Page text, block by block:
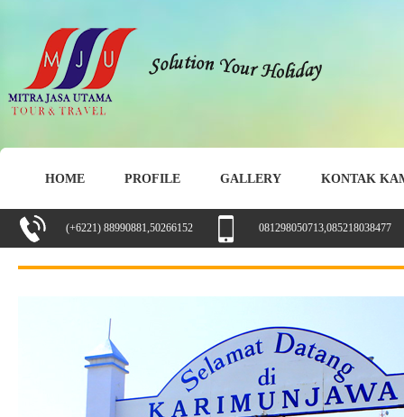
HOME PROFILE GALLERY KONTAK
(+6221) 88990881,50266152 081298050713,085218038477